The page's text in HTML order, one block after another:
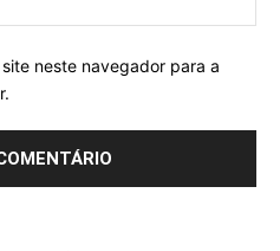
neste navegador para a